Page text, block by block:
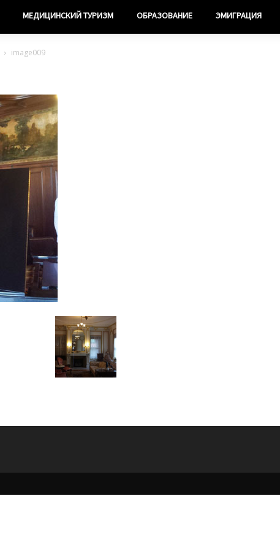
МЕДИЦИНСКИЙ ТУРИЗМ ОБРАЗОВАНИЕ ЭМИГРАЦИЯ
image009